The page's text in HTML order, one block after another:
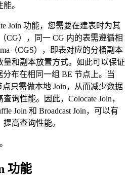
。
Join 功能，您需要在建表时为其
CG），同一 CG 内的表需遵循相
（CGS），即表对应的分桶副本
和副本放置方式。如此可以保证
布在相同一组 BE 节点上。当
只需做本地 Join，从而减少数据
询性能。因此，Colocate Join，
Join 和 Broadcast Join，可以有
高查询性能。
功能